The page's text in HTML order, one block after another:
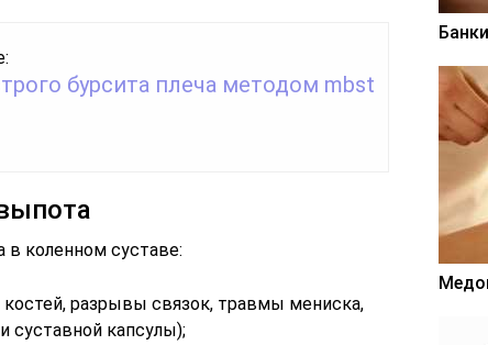
бурсита плеча методом mbst
коленном суставе:
разрывы связок, травмы мениска,
суставной капсулы);